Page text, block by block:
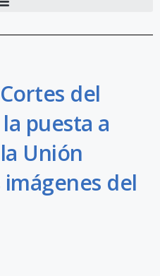
del
puesta a
Unión
del